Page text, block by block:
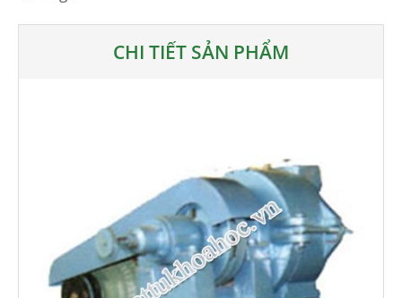
CHI TIẾT SẢN PHẨM